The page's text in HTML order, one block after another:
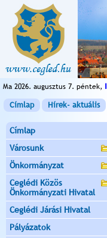
Ma 2026. augusztus 7. péntek,
Címlap Hírek- aktuális
Címlap
Városunk
Önkormányzat
Ceglédi Közös
Önkormányzati Hivatal
Ceglédi Járási Hivatal
Pályázatok